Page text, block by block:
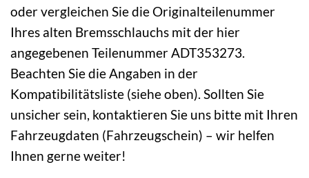
oder vergleichen Sie die Originalteilenummer
Ihres alten Bremsschlauchs mit der hier
angegebenen Teilenummer ADT353273.
Beachten Sie die Angaben in der
Kompatibilitätsliste (siehe oben). Sollten Sie
unsicher sein, kontaktieren Sie uns bitte mit Ihren
Fahrzeugdaten (Fahrzeugschein) – wir helfen
Ihnen gerne weiter!